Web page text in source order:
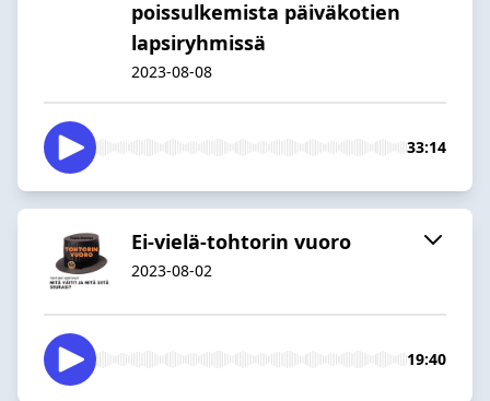
poissulkemista päiväkotien
lapsiryhmissä
2023-08-08
33:14
Ei-vielä-tohtorin vuoro
2023-08-02
19:40